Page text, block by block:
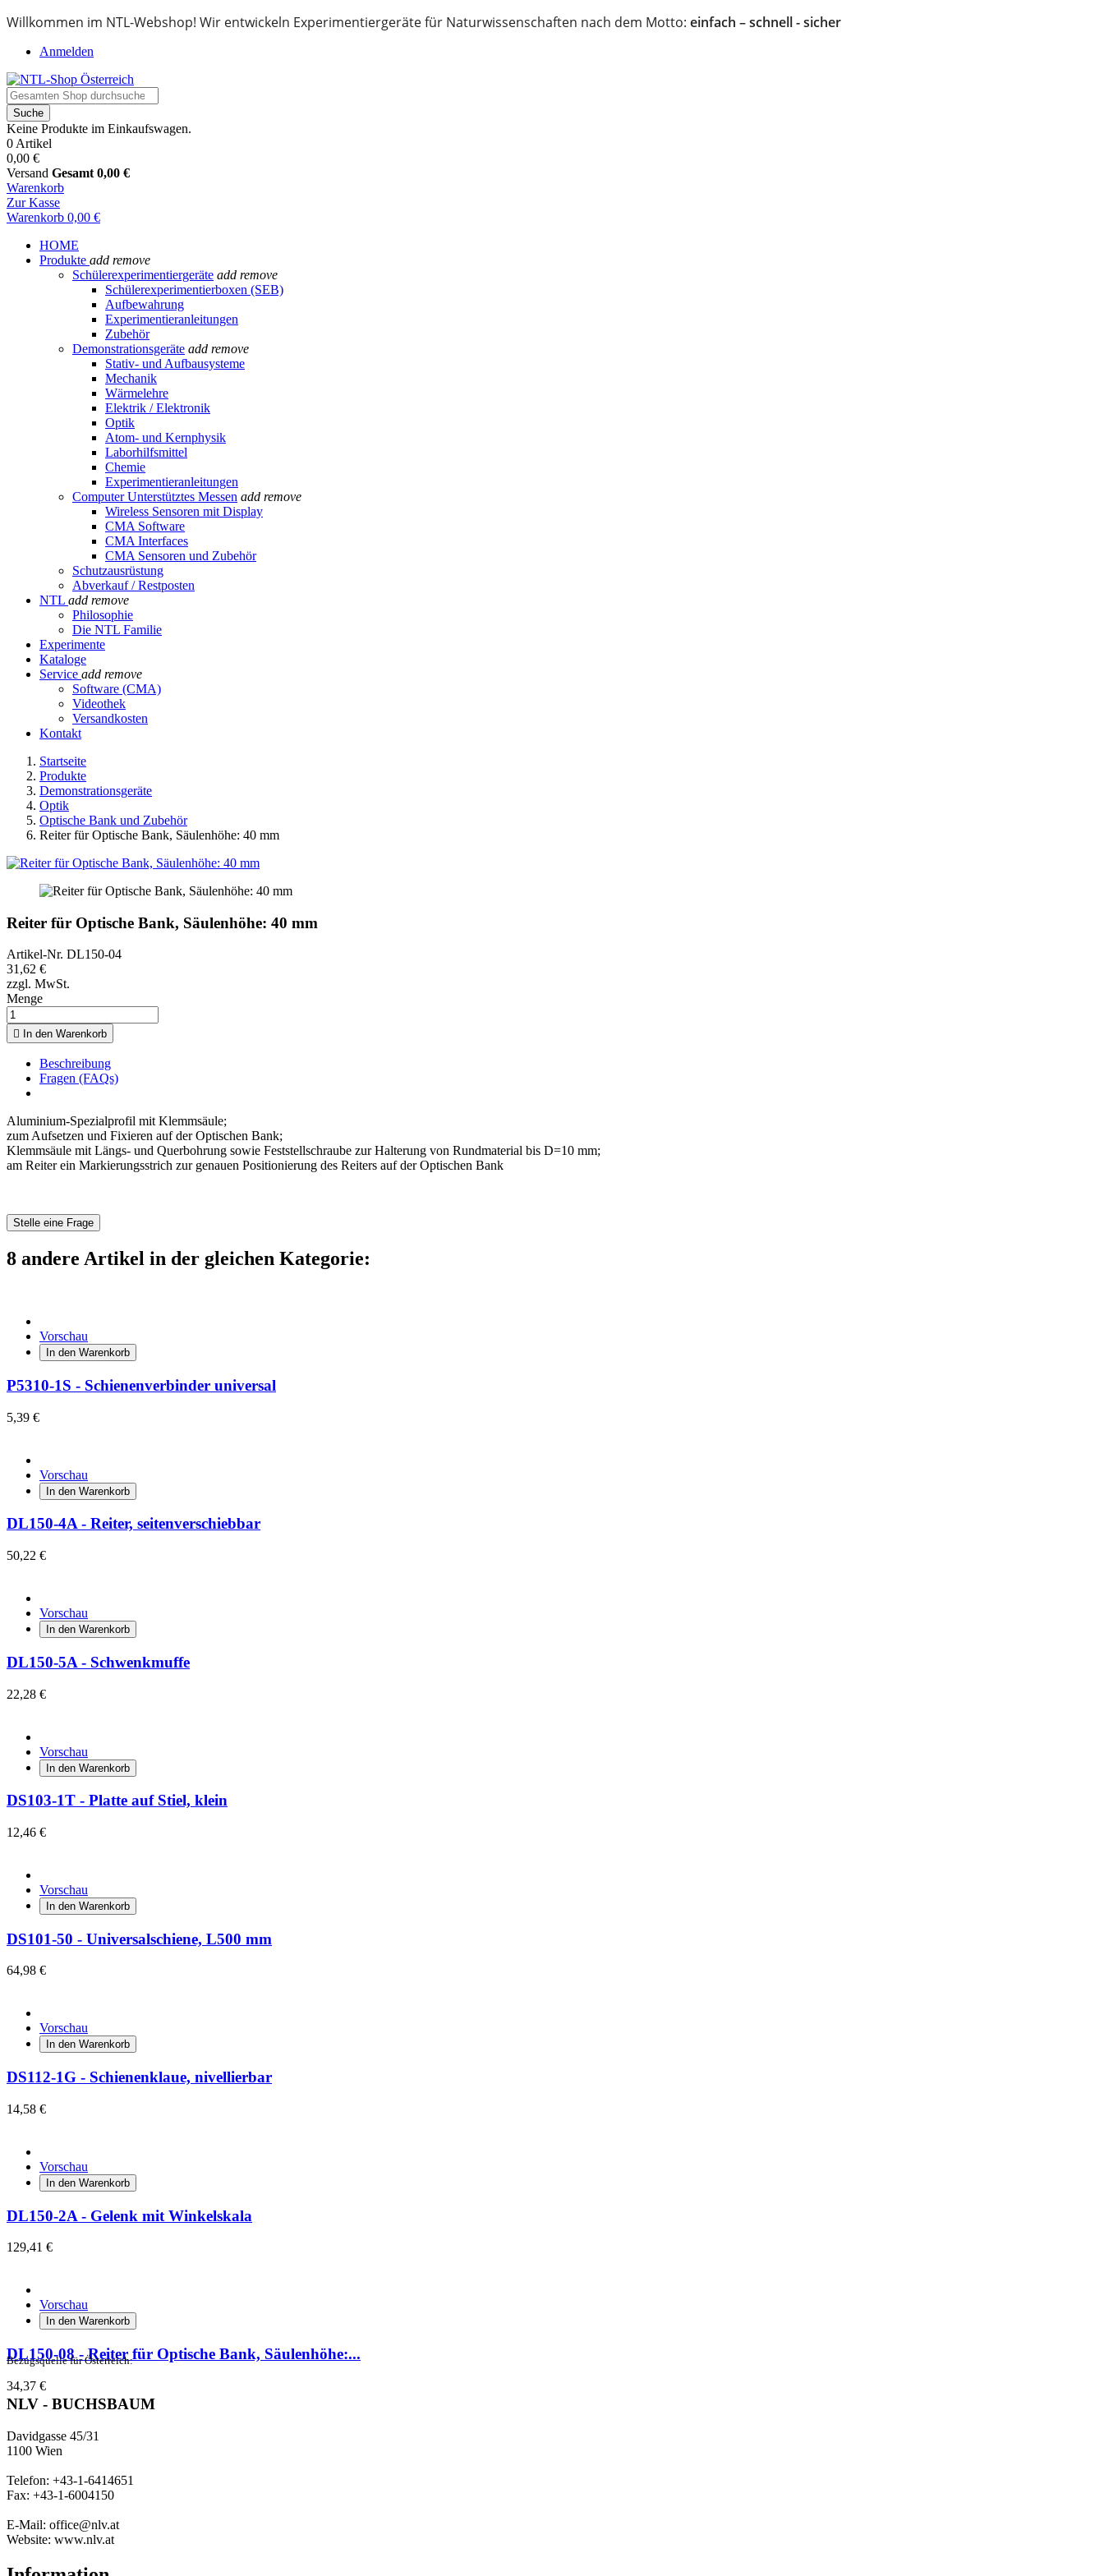
Willkommen im NTL-Webshop! Wir entwickeln Experimentiergeräte für Naturwissenschaften nach dem Motto: einfach – schnell - sicher
Anmelden
Suche
Keine Produkte im Einkaufswagen.
0 Artikel
0,00 €
Versand Gesamt 0,00 €
Warenkorb
Zur Kasse
Warenkorb 0,00 €
HOME
Produkte add remove
Schülerexperimentiergeräte add remove
Schülerexperimentierboxen (SEB)
Aufbewahrung
Experimentieranleitungen
Zubehör
Demonstrationsgeräte add remove
Stativ- und Aufbausysteme
Mechanik
Wärmelehre
Elektrik / Elektronik
Optik
Atom- und Kernphysik
Laborhilfsmittel
Chemie
Experimentieranleitungen
Computer Unterstütztes Messen add remove
Wireless Sensoren mit Display
CMA Software
CMA Interfaces
CMA Sensoren und Zubehör
Schutzausrüstung
Abverkauf / Restposten
NTL add remove
Philosophie
Die NTL Familie
Experimente
Kataloge
Service add remove
Software (CMA)
Videothek
Versandkosten
Kontakt
Startseite
Produkte
Demonstrationsgeräte
Optik
Optische Bank und Zubehör
Reiter für Optische Bank, Säulenhöhe: 40 mm
Reiter für Optische Bank, Säulenhöhe: 40 mm
Artikel-Nr. DL150-04
31,62 €
zzgl. MwSt.
Menge
 In den Warenkorb
Beschreibung
Fragen (FAQs)
Aluminium-Spezialprofil mit Klemmsäule;
zum Aufsetzen und Fixieren auf der Optischen Bank;
Klemmsäule mit Längs- und Querbohrung sowie Feststellschraube zur Halterung von Rundmaterial bis D=10 mm;
am Reiter ein Markierungsstrich zur genauen Positionierung des Reiters auf der Optischen Bank
Stelle eine Frage
8 andere Artikel in der gleichen Kategorie:
Vorschau
In den Warenkorb
P5310-1S - Schienenverbinder universal
5,39 €
Vorschau
In den Warenkorb
DL150-4A - Reiter, seitenverschiebbar
50,22 €
Vorschau
In den Warenkorb
DL150-5A - Schwenkmuffe
22,28 €
Vorschau
In den Warenkorb
DS103-1T - Platte auf Stiel, klein
12,46 €
Vorschau
In den Warenkorb
DS101-50 - Universalschiene, L500 mm
64,98 €
Vorschau
In den Warenkorb
DS112-1G - Schienenklaue, nivellierbar
14,58 €
Vorschau
In den Warenkorb
DL150-2A - Gelenk mit Winkelskala
129,41 €
Vorschau
In den Warenkorb
DL150-08 - Reiter für Optische Bank, Säulenhöhe:...
34,37 €
Bezugsquelle für Österreich:
NLV - BUCHSBAUM
Davidgasse 45/31
1100 Wien
Telefon: +43-1-6414651
Fax: +43-1-6004150
E-Mail: office@nlv.at
Website: www.nlv.at